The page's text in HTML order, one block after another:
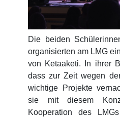
Die beiden
organisierten am LMG
von Ketaaketi. In ihrer
dass zur Zeit wegen
wichtige Projekte
sie mit diesem
Kooperation des